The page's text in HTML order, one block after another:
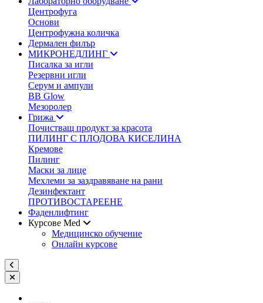
Центрофуга
Основи
Центрофужна количка
Дермален филър
МИКРОНЕДЛИНГ
Писалка за игли
Резервни игли
Серум и ампули
BB Glow
Мезоролер
Грижа
Почистващ продукт за красота
ПИЛИНГ С ПЛОДОВА КИСЕЛИНА
Кремове
Пилинг
Маски за лице
Мехлеми за заздравяване на рани
Дезинфектант
ПРОТИВОСТАРЕЕНЕ
Фаденлифтинг
Курсове Med
Медицинско обучение
Онлайн курсове